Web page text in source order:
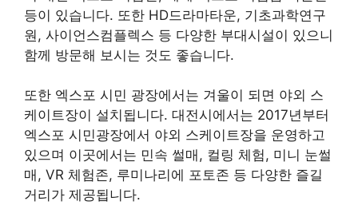
등이 있습니다. 또한 HD드라마타운, 기초과학연구
원, 사이언스컴플렉스 등 다양한 부대시설이 있으니
함께 방문해 보시는 것도 좋습니다.
또한 엑스포 시민 광장에서는 겨울이 되면 야외 스
케이트장이 설치됩니다. 대전시에서는 2017년부터
엑스포 시민광장에서 야외 스케이트장을 운영하고
있으며 이곳에서는 민속 썰매, 컬링 체험, 미니 눈썰
매, VR 체험존, 루미나리에 포토존 등 다양한 즐길
거리가 제공됩니다.